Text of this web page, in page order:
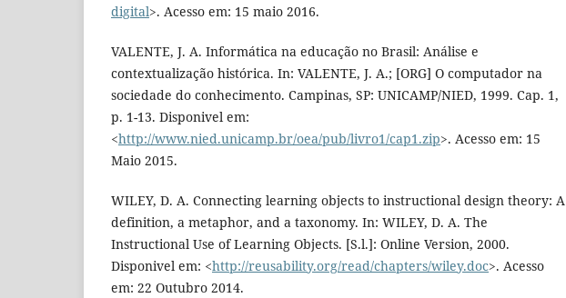
digital>. Acesso em: 15 maio 2016.
VALENTE, J. A. Informática na educação no Brasil: Análise e
contextualização histórica. In: VALENTE, J. A.; [ORG] O computador na
sociedade do conhecimento. Campinas, SP: UNICAMP/NIED, 1999. Cap. 1,
p. 1-13. Disponivel em:
<http://www.nied.unicamp.br/oea/pub/livro1/cap1.zip>. Acesso em: 15
Maio 2015.
WILEY, D. A. Connecting learning objects to instructional design theory: A
definition, a metaphor, and a taxonomy. In: WILEY, D. A. The
Instructional Use of Learning Objects. [S.l.]: Online Version, 2000.
Disponivel em: <http://reusability.org/read/chapters/wiley.doc>. Acesso
em: 22 Outubro 2014.